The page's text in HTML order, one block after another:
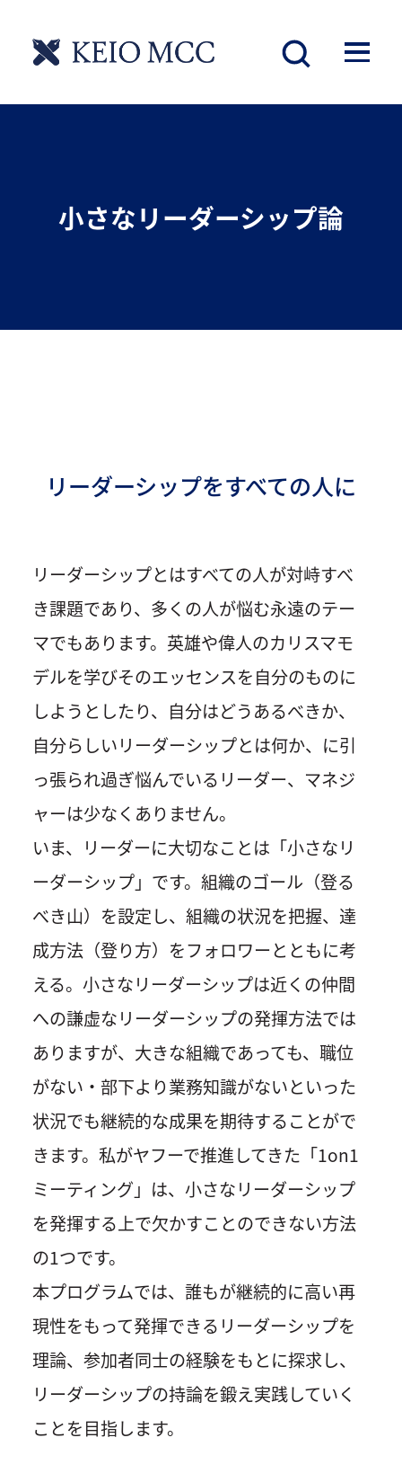
小さなリーダーシップ論
リーダーシップをすべての人に
リーダーシップとはすべての人が対峙すべ
き課題であり、多くの人が悩む永遠のテー
マでもあります。英雄や偉人のカリスマモ
デルを学びそのエッセンスを自分のものに
しようとしたり、自分はどうあるべきか、
自分らしいリーダーシップとは何か、に引
っ張られ過ぎ悩んでいるリーダー、マネジ
ャーは少なくありません。
いま、リーダーに大切なことは「小さなリ
ーダーシップ」です。組織のゴール（登る
べき山）を設定し、組織の状況を把握、達
成方法（登り方）をフォロワーとともに考
える。小さなリーダーシップは近くの仲間
への謙虚なリーダーシップの発揮方法では
ありますが、大きな組織であっても、職位
がない・部下より業務知識がないといった
状況でも継続的な成果を期待することがで
きます。私がヤフーで推進してきた「1on1
ミーティング」は、小さなリーダーシップ
を発揮する上で欠かすことのできない方法
の1つです。
本プログラムでは、誰もが継続的に高い再
現性をもって発揮できるリーダーシップを
理論、参加者同士の経験をもとに探求し、
リーダーシップの持論を鍛え実践していく
ことを目指します。